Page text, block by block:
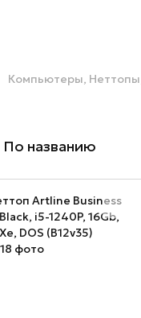
Компьютеры,
По названию